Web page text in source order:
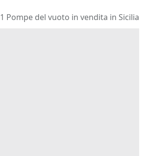
1 Pompe del vuoto in vendita in Sicilia